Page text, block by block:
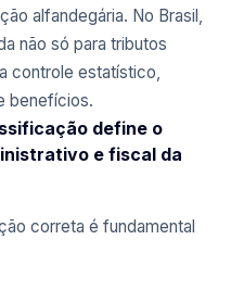
alfandegária. No Brasil,
não só para tributos
controle estatístico,
benefícios.
define o
e fiscal da
correta é fundamental